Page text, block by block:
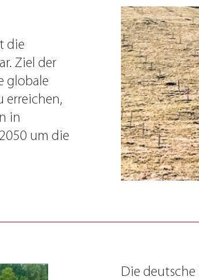
die
Ziel der
globale
erreichen,
in
um die
Die